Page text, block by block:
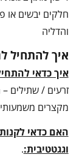
חלקים יבשים או
והדליה
איך להתחיל
איך כדאי
זרעים / שתילים
מקצרים
האם כדאי
וגגטטיבית:.